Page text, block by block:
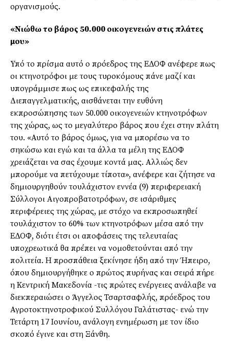
οργανισμούς.
«Νιώθω το βάρος 50.000 οικογενειών στις πλάτες
μου»
Υπό το πρίσμα αυτό ο πρόεδρος της ΕΔΟΦ ανέφερε πως
οι κτηνοτρόφοι με τους τυροκόμους πάνε μαζί και
υπογράμμισε πως ως επικεφαλής της
Διεπαγγελματικής, αισθάνεται την ευθύνη
εκπροσώπησης των 50.000 οικογενειών κτηνοτρόφων
της χώρας, ως το μεγαλύτερο βάρος που έχει στην πλάτη
του. «Αυτό το βάρος όμως, για να μπορέσω να το
σηκώσω και εγώ και τα άλλα τα μέλη της ΕΔΟΦ
χρειάζεται να σας έχουμε κοντά μας. Αλλιώς δεν
μπορούμε να πετύχουμε τίποτα», ανέφερε και ζήτησε να
δημιουργηθούν τουλάχιστον εννέα (9) περιφερειακή
Σύλλογοι Αιγοπροβατοτρόφων, σε ισάριθμες
περιφέρειες της χώρας, με στόχο να εκπροσωπηθεί
τουλάχιστον το 60% των κτηνοτρόφων μέσα από την
ΕΔΟΦ, διότι έτσι οι αποφάσεις της τελευταίας
υποχρεωτικά θα πρέπει να νομοθετούνται από την
πολιτεία. Η προσπάθεια ξεκίνησε ήδη από την Ήπειρο,
όπου δημιουργήθηκε ο πρώτος πυρήνας και σειρά πήρε
η Κεντρική Μακεδονία -τις πρώτες ενέργειες ανάλαβε να
διεκπεραιώσει ο Άγγελος Τσαρτσαφλής, πρόεδρος του
Αγροτοκτηνοτροφικού Συλλόγου Γαλάτιστας- ενώ την
Τετάρτη 17 Ιουνίου, ανάλογη ενημέρωση με τον ίδιο
σκοπό έγινε και στη Ξάνθη.